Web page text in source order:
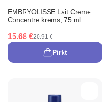
EMBRYOLISSE Lait Creme
Concentre krēms, 75 ml
15.68 €20.91 €
Pirkt